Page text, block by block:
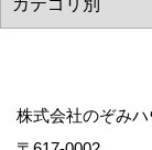
株式会社のぞみ